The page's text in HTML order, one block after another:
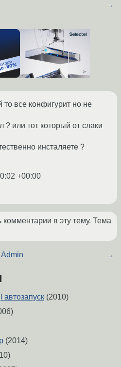
→
то все конфигурит но не
? или тот который от слаки
инсталяете ?
+00:00
в эту тему. Тема
Admin →
автозапуск (2010)
(2014)